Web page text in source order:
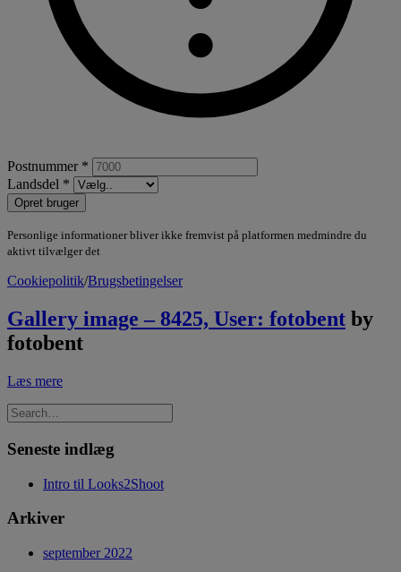
Postnummer *
Landsdel *
Opret bruger
Personlige informationer bliver ikke fremvist på platformen medmindre du
aktivt tilvælger det
Cookiepolitik/Brugsbetingelser
Gallery image – 8425, User: fotobent by
fotobent
Læs mere
Seneste indlæg
Intro til Looks2Shoot
Arkiver
september 2022